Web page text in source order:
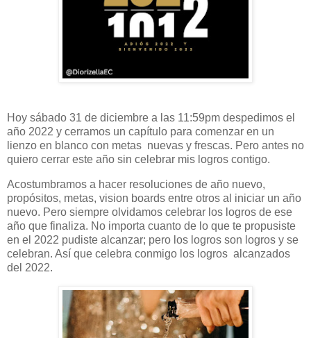
Hoy sábado 31 de diciembre a las 11:59pm despedimos el
año 2022 y cerramos un capítulo para comenzar en un
lienzo en blanco con metas nuevas y frescas. Pero antes no
quiero cerrar este año sin celebrar mis logros contigo.
Acostumbramos a hacer resoluciones de año nuevo,
propósitos, metas, vision boards entre otros al iniciar un año
nuevo. Pero siempre olvidamos celebrar los logros de ese
año que finaliza. No importa cuanto de lo que te propusiste
en el 2022 pudiste alcanzar; pero los logros son logros y se
celebran. Así que celebra conmigo los logros alcanzados
del 2022.